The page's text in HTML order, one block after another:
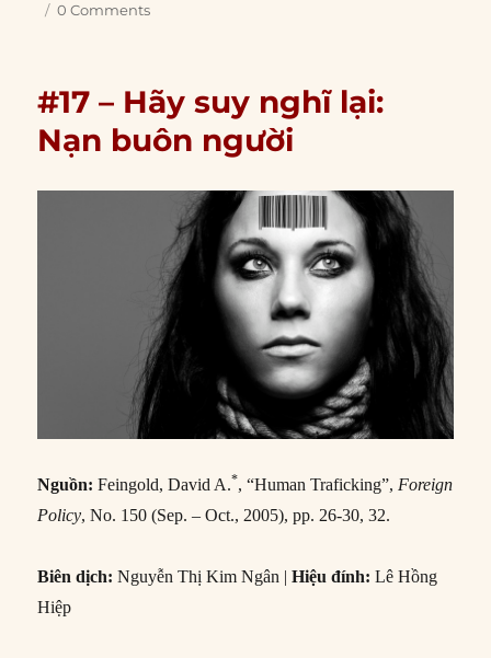
0 Comments
#17 – Hãy suy nghĩ lại:
Nạn buôn người
Nguồn: Feingold, David A.*, “Human Traficking”, Foreign
Policy, No. 150 (Sep. – Oct., 2005), pp. 26-30, 32.
Biên dịch: Nguyễn Thị Kim Ngân |Hiệu đính: Lê Hồng
Hiệp